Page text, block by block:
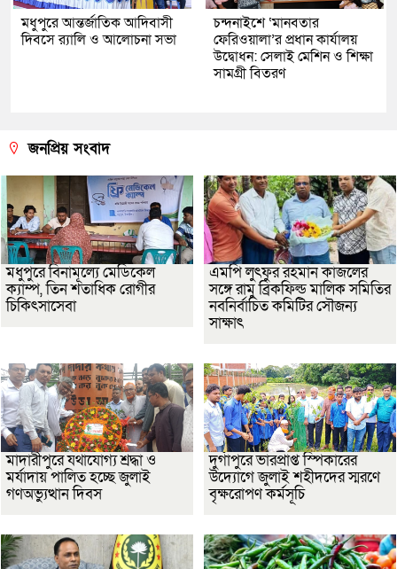
মধুপুরে আন্তর্জাতিক আদিবাসী
দিবসে র‍্যালি ও আলোচনা সভা
চন্দনাইশে ‘মানবতার
ফেরিওয়ালা’র প্রধান কার্যালয়
উদ্বোধন: সেলাই মেশিন ও শিক্ষা
সামগ্রী বিতরণ
জনপ্রিয় সংবাদ
মধুপুরে বিনামূল্যে মেডিকেল
ক্যাম্প, তিন শতাধিক রোগীর
চিকিৎসাসেবা
এমপি লুৎফুর রহমান কাজলের
সঙ্গে রামু ব্রিকফিল্ড মালিক সমিতির
নবনির্বাচিত কমিটির সৌজন্য
সাক্ষাৎ
মাদারীপুরে যথাযোগ্য শ্রদ্ধা ও
মর্যাদায় পালিত হচ্ছে জুলাই
গণঅভ্যুত্থান দিবস
দুর্গাপুরে ভারপ্রাপ্ত স্পিকারের
উদ্যোগে জুলাই শহীদদের স্মরণে
বৃক্ষরোপণ কর্মসূচি